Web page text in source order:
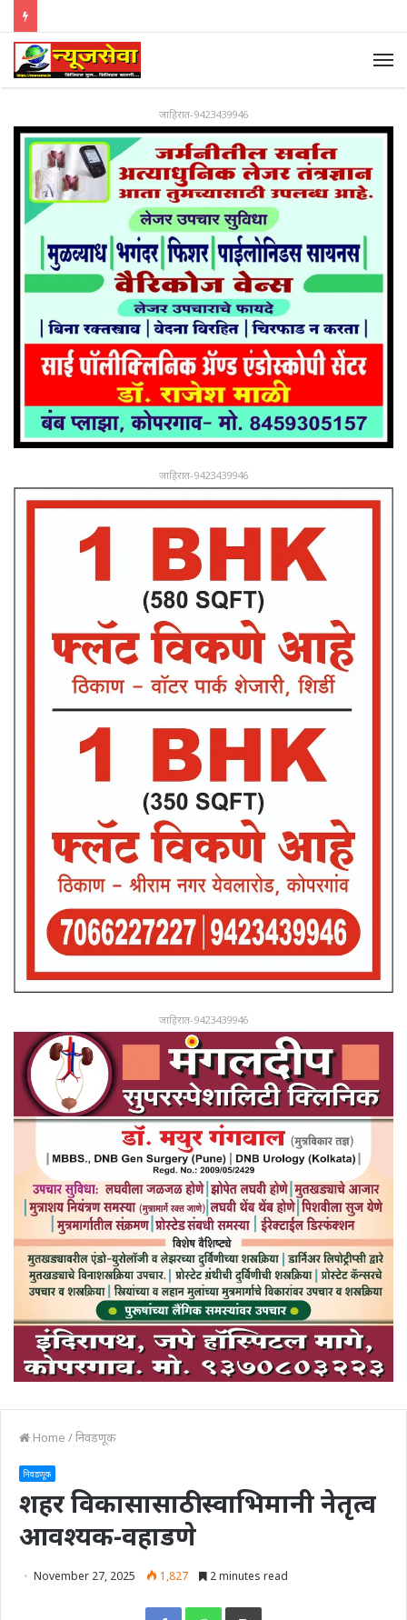
जाहिरात-9423439946
जाहिरात-9423439946
जाहिरात-9423439946
Home /निवडणूक
निवडणूक
शहर विकासासाठी स्वाभिमानी नेतृत्व
आवश्यक-वहाडणे
November 27, 2025 1,827 2 minutes read
Print